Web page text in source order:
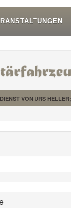
VON URS HELLER;